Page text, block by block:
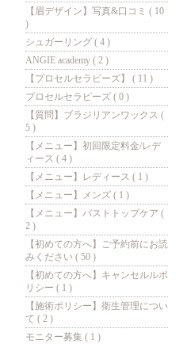
【眉デザイン】写真&口コミ ( 10
)
シュガーリング ( 4 )
ANGIE academy ( 2 )
【プロセルセラピーズ】 ( 11 )
プロセルセラピーズ ( 0 )
【質問】ブラジリアンワックス (
5 )
【メニュー】初回限定料金/レデ
ィース ( 4 )
【メニュー】レディース ( 1 )
【メニュー】メンズ ( 1 )
【メニュー】バストトップケア (
2 )
【初めての方へ】ご予約前にお読
みください ( 50 )
【初めての方へ】キャンセルルポ
リシー ( 1 )
【施術ポリシー】衛生管理につい
て ( 2 )
モニター募集 ( 1 )